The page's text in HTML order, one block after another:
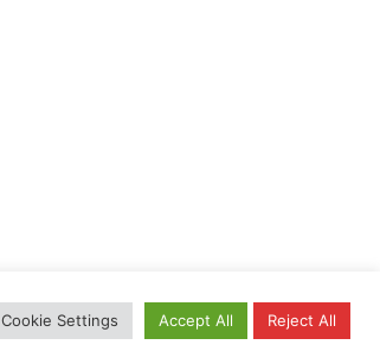
Cookie Settings Accept All Reject All